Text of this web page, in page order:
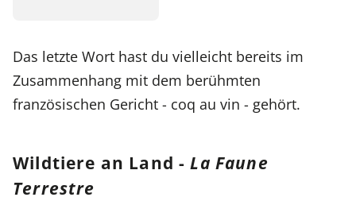
Das letzte Wort hast du vielleicht bereits im
Zusammenhang mit dem berühmten
französischen Gericht - coq au vin - gehört.
Wildtiere an Land -La Faune
Terrestre